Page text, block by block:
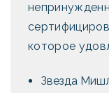
которое
Звезда